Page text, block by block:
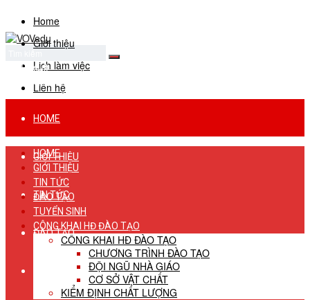
Home
Giới thiệu
Lịch làm việc
Liên hệ
No Result
View All Result
HOME
GIỚI THIỆU
TIN TỨC
ĐÀO TẠO
TUYỂN SINH
HOME
GIỚI THIỆU
TIN TỨC
ĐÀO TẠO
TUYỂN SINH
CÔNG KHAI HĐ ĐÀO TẠO
CÔNG KHAI HĐ ĐÀO TẠO
CHƯƠNG TRÌNH ĐÀO TẠO
ĐỘI NGŨ NHÀ GIÁO
CƠ SỞ VẬT CHẤT
KIỂM ĐỊNH CHẤT LƯỢNG